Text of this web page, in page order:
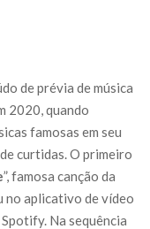
de prévia de música
2020, quando
famosas em seu
curtidas. O primeiro
”, famosa canção da
no aplicativo de vídeo
Na sequência